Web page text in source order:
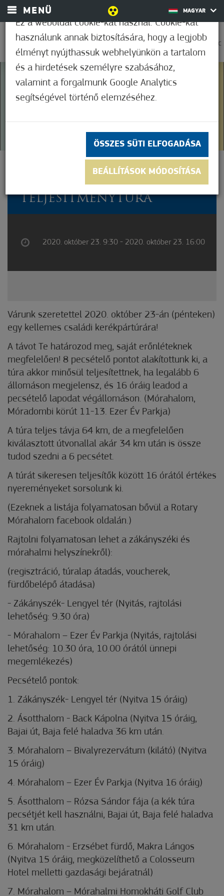
MENÜ MAGYAR
0
27,9°C
5 (2)
ROTARY HAJTÁS –
KERÉKPÁROS
TELJESÍTMÉNYTÚRA
2020. október 23. 9:30 - 2020. október 23. 16:00
Várunk szeretettel 2020. október 23-án (pénteken)
egy kellemes családi kerékpártúrára!
A távot Te határozod meg, saját erőnléteknek
megfelelően! 8 pecsételő pontot alakítottunk ki, a
túra akkor minősül teljesítettnek, ha legalább 6
állomáson megjelensz, és 16 óráig leadod a
pecsételő lapodat végállomáson. (Mórahalom,
Móradombi körút 11-13. Ezer Év Parkja)
A túra teljes távja 64 km, de a megfelelően
kiválasztott útvonallal akár 34 km után is össze
tudod szedni a 6 pecsétet.
A túrát sikeresen teljesítők között 16 órától értékes
nyereményeket sorsolunk ki.
(Ezeknek a listája folyamatosan bővül a Rotary
Mórahalom facebook oldalán.)
Rajtolni folyamatosan lehet a zákányszéki és
mórahalmi helyszínekről):
(regisztráció, túralap átadás, voucherek,
fürdőbelépő átadása)
- Zákányszék- Lengyel tér (Nyitás, rajtolási
lehetőség: 9.30 óra)
- Mórahalom – Ezer Év Parkja (Nyitás, rajtolási
lehetőség: 10.30 óra, 10.00 órától ünnepi
megemlékezés)
Pecsételő pontok:
1. Zákányszék- Lengyel tér (Nyitva 15 óráig)
2. Ásotthalom - Back Kápolna (Nyitva 15 óráig,
Bajai út, Baja felé haladva 36 km után.
3. Mórahalom – Bivalyrezervátum (kilátó) (Nyitva
15 óráig)
4. Mórahalom – Ezer Év Parkja (Nyitva 16 óráig)
5. Ásotthalom – Rózsa Sándor fája (a kék túra
pecsétjét kell használni, Bajai út, Baja felé haladva
31 km után.
6. Mórahalom - Erzsébet fürdő, Makra Lángos
(Nyitva 15 óráig, megközelíthető a Colosseum
Hotel melletti gazdasági bejáratnál)
7. Mórahalom – Mórahalmi Homokháti Golf Club
Ez a weboldal cookie-kat használ. Cookie-kat
használunk annak biztosítására, hogy a legjobb
élményt nyújthassuk webhelyünkön a tartalom
és a hirdetések személyre szabásához,
valamint a forgalmunk Google Analytics
segítségével történő elemzéséhez.
ÖSSZES SÜTI ELFOGADÁSA
BEÁLLÍTÁSOK MÓDOSÍTÁSA